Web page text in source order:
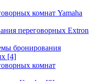
комнат Yamaha
переговорных Extron
бронирования
[4]
комнат